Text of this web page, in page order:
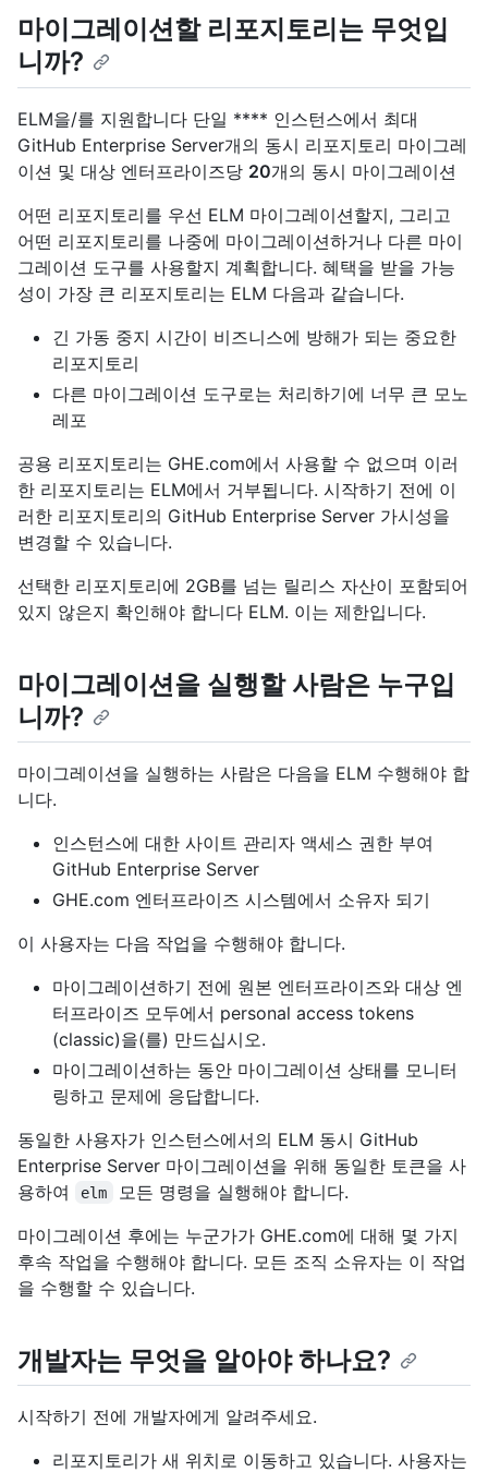
마이그레이션할 리포지토리는 무엇입
니까?
ELM을/를 지원합니다 단일 **** 인스턴스에서 최대
GitHub Enterprise Server개의 동시 리포지토리 마이그레
이션 및 대상 엔터프라이즈당 20개의 동시 마이그레이션
어떤 리포지토리를 우선 ELM 마이그레이션할지, 그리고
어떤 리포지토리를 나중에 마이그레이션하거나 다른 마이
그레이션 도구를 사용할지 계획합니다. 혜택을 받을 가능
성이 가장 큰 리포지토리는 ELM 다음과 같습니다.
긴 가동 중지 시간이 비즈니스에 방해가 되는 중요한
리포지토리
다른 마이그레이션 도구로는 처리하기에 너무 큰 모노
레포
공용 리포지토리는 GHE.com에서 사용할 수 없으며 이러
한 리포지토리는 ELM에서 거부됩니다. 시작하기 전에 이
러한 리포지토리의 GitHub Enterprise Server 가시성을
변경할 수 있습니다.
선택한 리포지토리에 2GB를 넘는 릴리스 자산이 포함되어
있지 않은지 확인해야 합니다 ELM. 이는 제한입니다.
마이그레이션을 실행할 사람은 누구입
니까?
마이그레이션을 실행하는 사람은 다음을 ELM 수행해야 합
니다.
인스턴스에 대한 사이트 관리자 액세스 권한 부여
GitHub Enterprise Server
GHE.com 엔터프라이즈 시스템에서 소유자 되기
이 사용자는 다음 작업을 수행해야 합니다.
마이그레이션하기 전에 원본 엔터프라이즈와 대상 엔
터프라이즈 모두에서 personal access tokens
(classic)을(를) 만드십시오.
마이그레이션하는 동안 마이그레이션 상태를 모니터
링하고 문제에 응답합니다.
동일한 사용자가 인스턴스에서의 ELM 동시 GitHub
Enterprise Server 마이그레이션을 위해 동일한 토큰을 사
용하여
elm
모든 명령을 실행해야 합니다.
마이그레이션 후에는 누군가가 GHE.com에 대해 몇 가지
후속 작업을 수행해야 합니다. 모든 조직 소유자는 이 작업
을 수행할 수 있습니다.
개발자는 무엇을 알아야 하나요?
시작하기 전에 개발자에게 알려주세요.
리포지토리가 새 위치로 이동하고 있습니다. 사용자는